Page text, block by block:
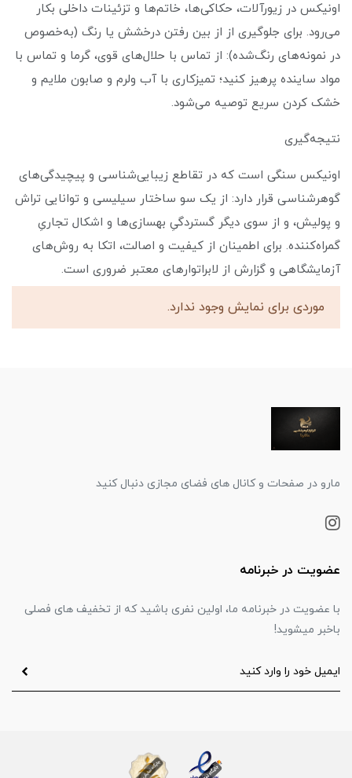
اونیکس در زیورآلات، حکاکی‌ها، خاتم‌ها و تزئینات داخلی بکار
می‌رود. برای جلوگیری از از بین رفتن درخشش یا رنگ (به‌خصوص
در نمونه‌های رنگ‌شده): از تماس با حلال‌های قوی، گرما و تماس با
مواد ساینده پرهیز کنید؛ تمیزکاری با آب ولرم و صابون ملایم و
خشک کردن سریع توصیه می‌شود.
نتیجه‌گیری
اونیکس سنگی است که در تقاطع زیبایی‌شناسی و پیچیدگی‌های
گوهرشناسی قرار دارد: از یک سو ساختار سیلیسی و توانایی تراش
و پولیش، و از سوی دیگر گستردگیِ بهسازی‌ها و اشکال تجاریِ
گمراه‌کننده. برای اطمینان از کیفیت و اصالت، اتکا به روش‌های
آزمایشگاهی و گزارش از لابراتوارهای معتبر ضروری است.
موردی برای نمایش وجود ندارد.
مارو در صفحات و کانال های فضای مجازی دنبال کنید
عضویت در خبرنامه
با عضویت در خبرنامه ما، اولین نفری باشید که از تخفیف های فصلی
باخبر میشوید!